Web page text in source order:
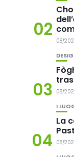
02
08/
03 08/
04
I
La
08/